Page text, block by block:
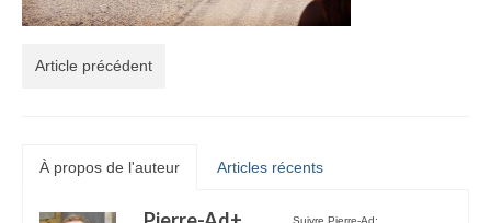
Article précédent
À propos de l'auteur Articles récents
Suivre Pierre-Ad: